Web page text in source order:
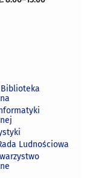
Ludnościowa